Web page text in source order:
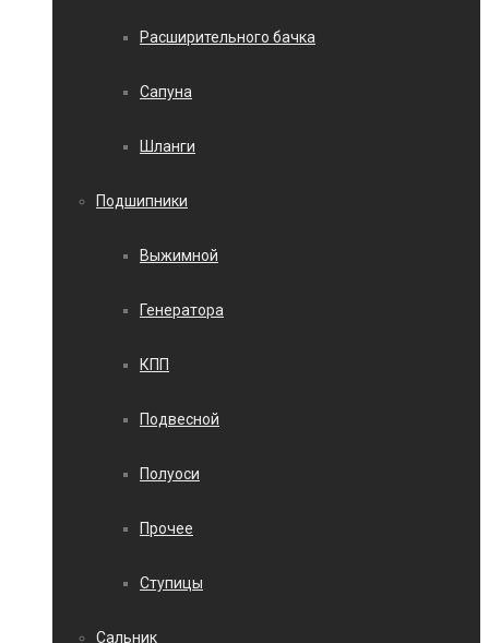
Расширительного бачка
Сапуна
Шланги
Подшипники
Выжимной
Генератора
КПП
Подвесной
Полуоси
Прочее
Ступицы
Сальник